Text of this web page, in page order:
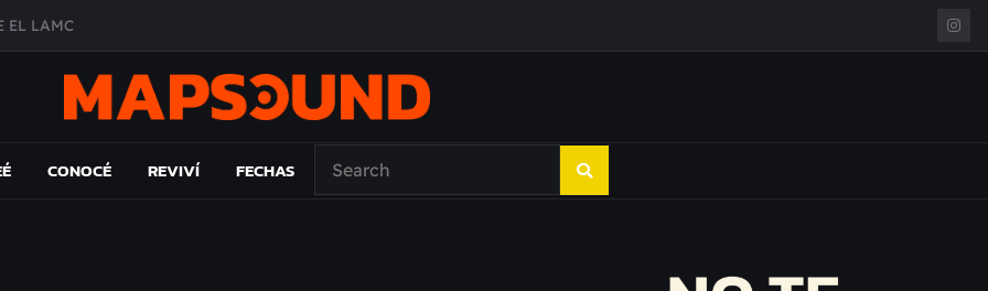
EL LAMC
DE ÉPOCA EN FORMA DE DISCO
CONOCÉ REVIVÍ FECHAS